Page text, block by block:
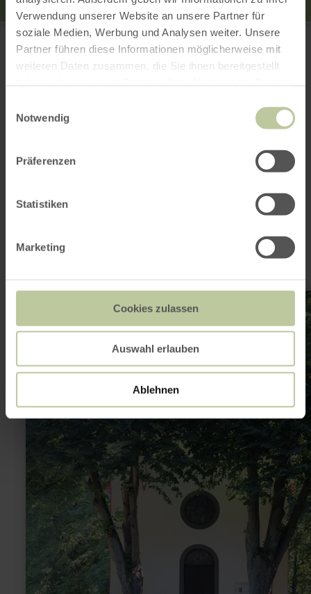
Verwendung unserer Website an unsere Partner für
soziale Medien, Werbung und Analysen weiter. Unsere
Partner führen diese Informationen möglicherweise mit
weiteren Daten zusammen, die Sie ihnen bereitgestellt
Notwendig
Präferenzen
Statistiken
Marketing
Cookies zulassen
Auswahl erlauben
Ablehnen
Stadt Heimbach
Hengebachstr. 14
52396 Heimbach
Planifier votre arrivée
Afficher sur la carte
Cela pourrait
également vous
sur
Schuld